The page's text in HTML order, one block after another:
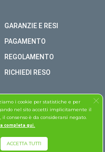
GARANZIE E RESI
PAGAMENTO
REGOLAMENTO
RICHIEDI RESO
P.I. 02979990609
i cookie per statistiche e per
nel sito accetti implicitamente il
consenso è da considerarsi negato.
completa qui.
ACCETTA TUTTI